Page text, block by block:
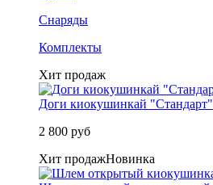
Снаряды
Комплекты
Хит продаж
Доги киокушинкай "Стандарт"
2 800 руб
Хит продажНовинка